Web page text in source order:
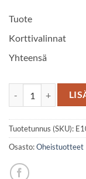
Tuote
Korttivalinnat
Yhteensä
Lahjakoristeltu
Tuotetunnus (SKU):
Osasto:Oheistuotteet